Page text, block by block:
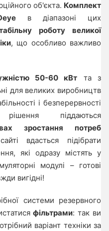
об'єкта. Комплект
в діапазоні цих
роботу великої
, що особливо важливо
50-60 кВт та з
для великих виробництв
і безперервності
піддаються
зростання потреб
вдасться підібрати
які одразу містять у
модулі – готові
вигідні!
системи резервного
фільтрами: так ви
варіант техніки за